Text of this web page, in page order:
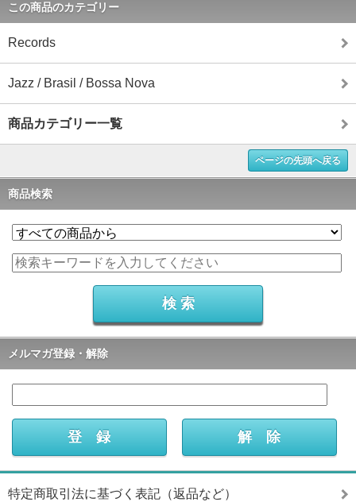
この商品のカテゴリー
Records
Jazz / Brasil / Bossa Nova
商品カテゴリー一覧
ページの先頭へ戻る
商品検索
メルマガ登録・解除
特定商取引法に基づく表記（返品など）